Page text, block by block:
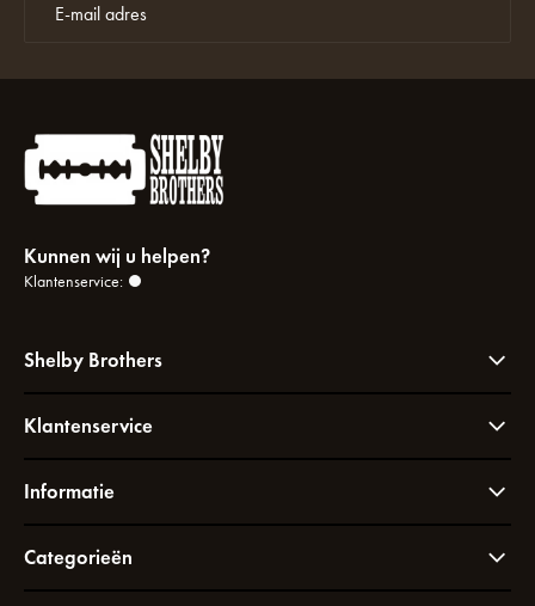
Kunnen wij u helpen?
Klantenservice:
Shelby Brothers
Klantenservice
Informatie
Categorieën